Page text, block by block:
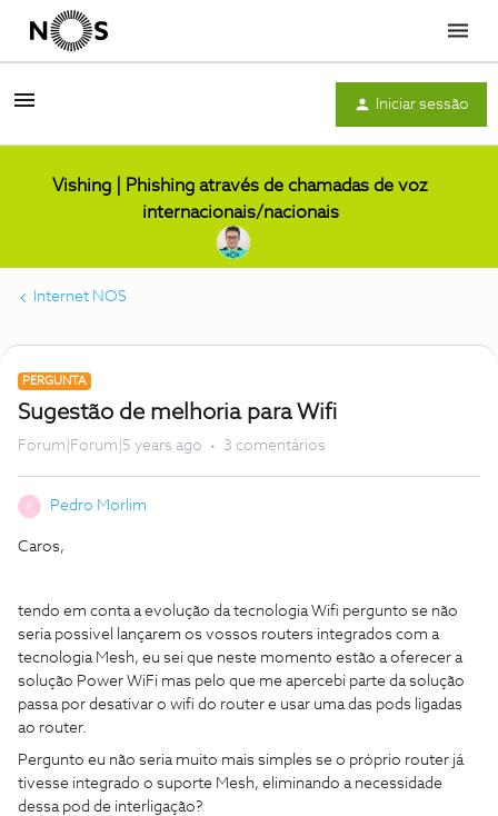
Menu
Iniciar sessão
Vishing | Phishing através de chamadas de voz
internacionais/nacionais
Internet NOS
PERGUNTA
Sugestão de melhoria para Wifi
Forum|Forum|5 years ago 3 comentários
Pedro Morlim
Caros,
tendo em conta a evolução da tecnologia Wifi pergunto se não
seria possivel lançarem os vossos routers integrados com a
tecnologia Mesh, eu sei que neste momento estão a oferecer a
solução Power WiFi mas pelo que me apercebi parte da solução
passa por desativar o wifi do router e usar uma das pods ligadas
ao router.
Pergunto eu não seria muito mais simples se o próprio router já
tivesse integrado o suporte Mesh, eliminando a necessidade
dessa pod de interligação?